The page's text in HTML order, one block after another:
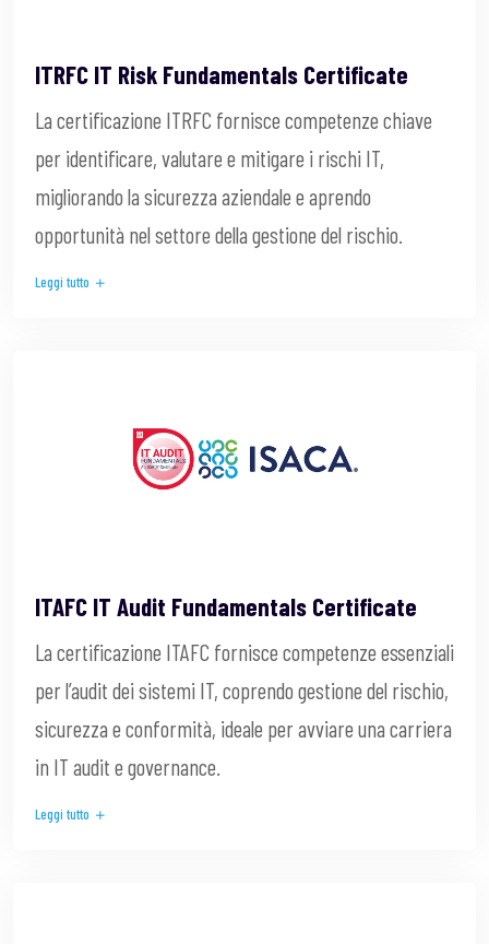
ITRFC IT Risk Fundamentals Certificate
La certificazione ITRFC fornisce competenze chiave
per identificare, valutare e mitigare i rischi IT,
migliorando la sicurezza aziendale e aprendo
opportunità nel settore della gestione del rischio.
Leggi tutto
ITAFC IT Audit Fundamentals Certificate
La certificazione ITAFC fornisce competenze essenziali
per l’audit dei sistemi IT, coprendo gestione del rischio,
sicurezza e conformità, ideale per avviare una carriera
in IT audit e governance.
Leggi tutto